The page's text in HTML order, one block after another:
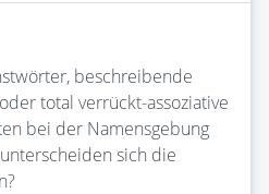
beschreibende
total verrückt-assoziative
bei der Namensgebung
sich die